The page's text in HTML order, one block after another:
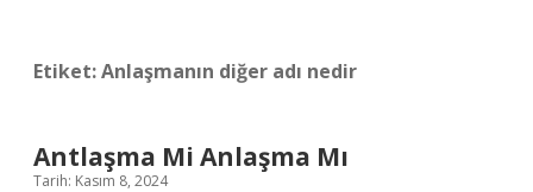
Etiket:Anlaşmanın diğer adı nedir
Antlaşma Mi Anlaşma Mı
Tarih: Kasım 8, 2024